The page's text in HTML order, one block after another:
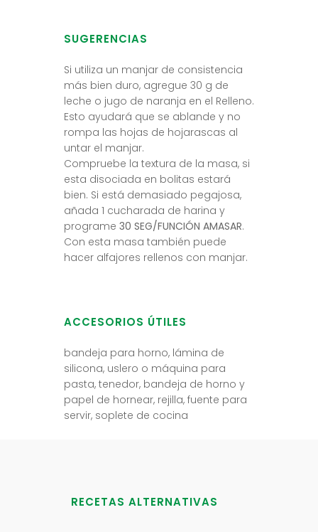
SUGERENCIAS
Si utiliza un manjar de consistencia
más bien duro, agregue 30 g de
leche o jugo de naranja en el Relleno.
Esto ayudará que se ablande y no
rompa las hojas de hojarascas al
untar el manjar.
Compruebe la textura de la masa, si
esta disociada en bolitas estará
bien. Si está demasiado pegajosa,
añada 1 cucharada de harina y
programe 30 SEG/FUNCIÓN AMASAR.
Con esta masa también puede
hacer alfajores rellenos con manjar.
ACCESORIOS ÚTILES
bandeja para horno, lámina de
silicona, uslero o máquina para
pasta, tenedor, bandeja de horno y
papel de hornear, rejilla, fuente para
servir, soplete de cocina
RECETAS ALTERNATIVAS